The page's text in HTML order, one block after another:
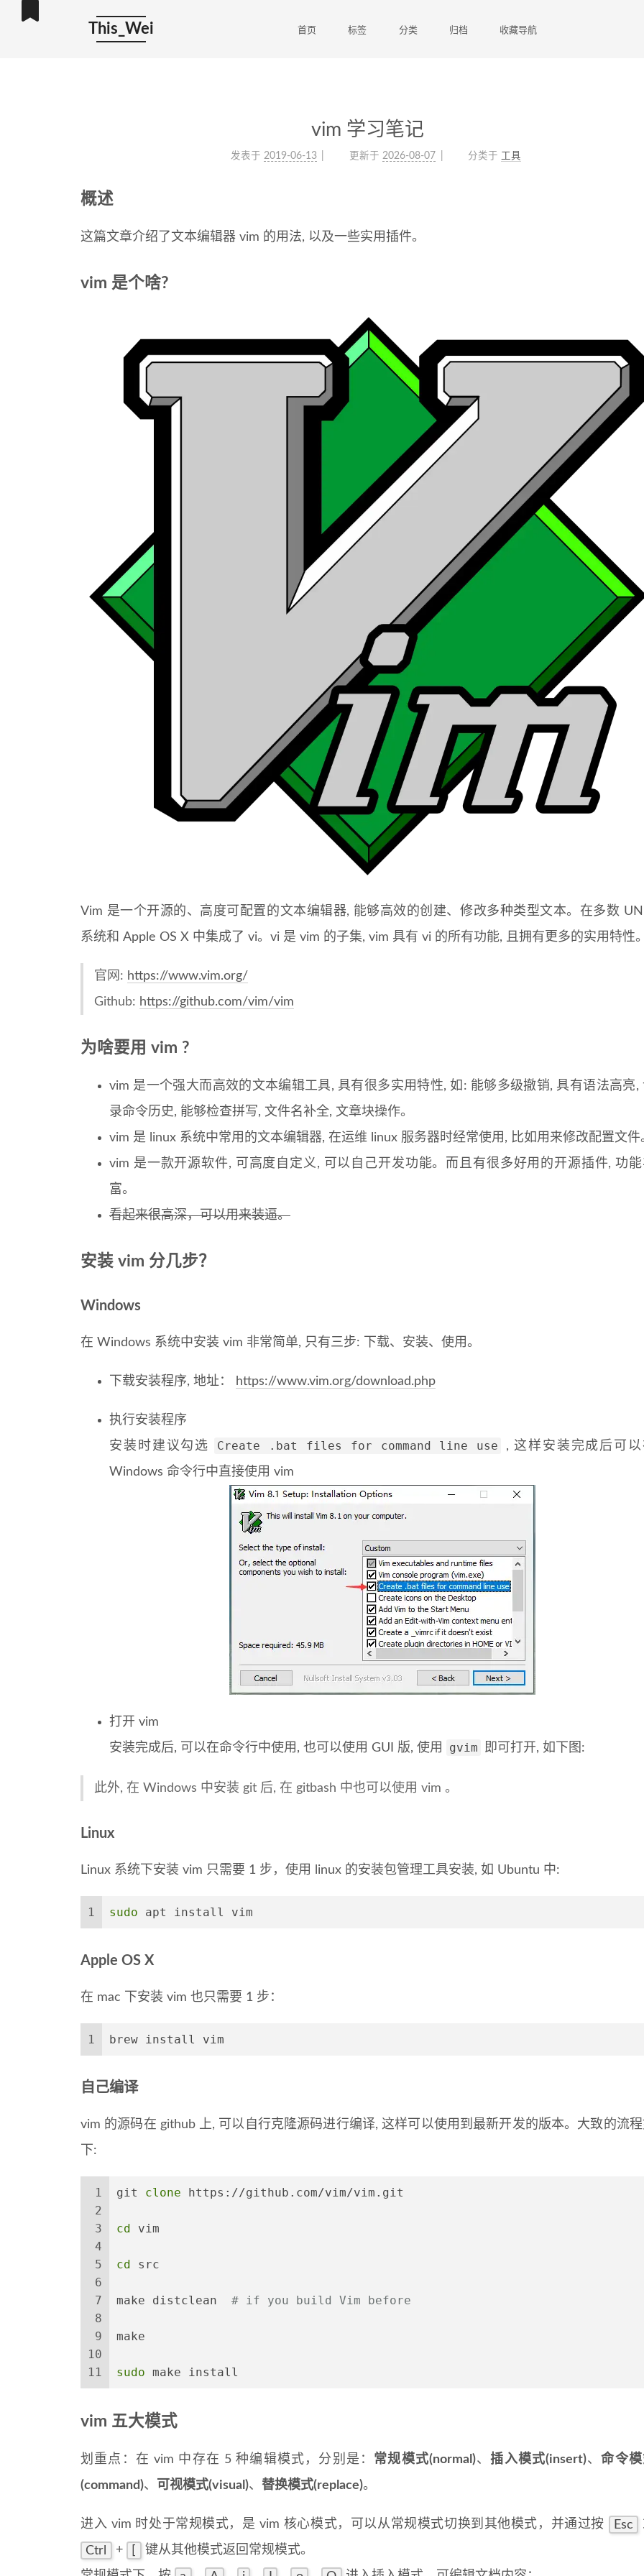
This_Wei 首页 标签 分类 归档 收藏导航
vim 学习笔记
发表于 2019-06-13 更新于 2026-08-07 分类于 工具
概述
这篇文章介绍了文本编辑器 vim 的用法, 以及一些实用插件。
vim 是个啥?
Vim 是一个开源的、高度可配置的文本编辑器, 能够高效的创建、修改多种类型文本。在多数
系统和 Apple OS X 中集成了 vi。vi 是 vim 的子集, vim 具有 vi 的所有功能, 且拥有更多的实用特性
官网: https://www.vim.org/
Github: https://github.com/vim/vim
为啥要用 vim ?
vim 是一个强大而高效的文本编辑工具, 具有很多实用特性, 如: 能够多级撤销, 具有语法高亮,
录命令历史, 能够检查拼写, 文件名补全, 文章块操作。
vim 是 linux 系统中常用的文本编辑器, 在运维 linux 服务器时经常使用, 比如用来修改配置文件
vim 是一款开源软件, 可高度自定义, 可以自己开发功能。而且有很多好用的开源插件, 功
富。
看起来很高深，可以用来装逼。
安装 vim 分几步？
Windows
在 Windows 系统中安装 vim 非常简单, 只有三步: 下载、安装、使用。
下载安装程序, 地址： https://www.vim.org/download.php
执行安装程序
安装时建议勾选
Create .bat files for command line use
, 这样安装完成后可以
Windows 命令行中直接使用 vim
打开 vim
安装完成后, 可以在命令行中使用, 也可以使用 GUI 版, 使用
gvim 即可打开, 如下图:
此外, 在 Windows 中安装 git 后, 在 gitbash 中也可以使用 vim 。
Linux
Linux 系统下安装 vim 只需要 1 步，使用 linux 的安装包管理工具安装, 如 Ubuntu 中:
1 sudo apt install vim
Apple OS X
在 mac 下安装 vim 也只需要 1 步：
1 brew install vim
自己编译
vim 的源码在 github 上, 可以自行克隆源码进行编译, 这样可以使用到最新开发的版本。大致的流
下:
1
2
3
4
5
6
7
8
9
10
11
git clone https://github.com/vim/vim.git
cd vim
cd src
make distclean # if you build Vim before
make
sudo make install
vim 五大模式
划重点：在 vim 中存在 5 种编辑模式，分别是： 常规模式(normal)、插入模式(insert)、命令
(command)、 可视模式(visual)、 替换模式(replace)。
进入 vim 时处于常规模式，是 vim 核心模式，可以从常规模式切换到其他模式，并通过按 Esc
Ctrl
+
键从其他模式返回常规模式。